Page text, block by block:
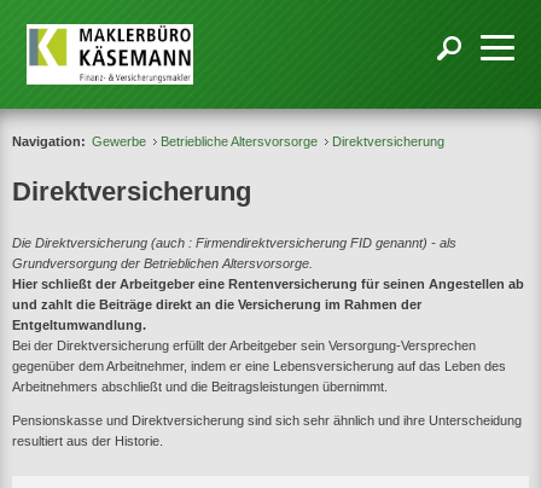
Navigation: Gewerbe Betriebliche Altersvorsorge Direktversicherung
Direktversicherung
Die Direktversicherung (auch : Firmendirektversicherung FID genannt) - als
Grundversorgung der Betrieblichen Altersvorsorge.
Hier schließt der Arbeitgeber eine Rentenversicherung für seinen Angestellen ab
und zahlt die Beiträge direkt an die Versicherung im Rahmen der
Entgeltumwandlung.
Bei der Direktversicherung erfüllt der Arbeitgeber sein Versorgung-Versprechen
gegenüber dem Arbeitnehmer, indem er eine Lebensversicherung auf das Leben des
Arbeitnehmers abschließt und die Beitragsleistungen übernimmt.
Pensionskasse und Direktversicherung sind sich sehr ähnlich und ihre Unterscheidung
resultiert aus der Historie.